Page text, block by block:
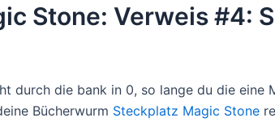
Stone: Verweis #4:
durch die bank in 0, so lange du die
Bücherwurm Steckplatz Magic Stone